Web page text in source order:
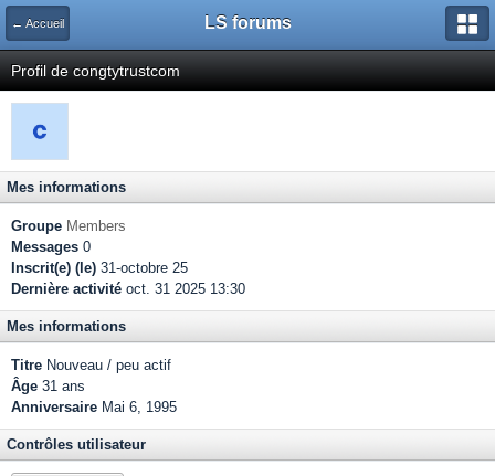
← Accueil LS forums
Profil de congtytrustcom
Mes informations
Groupe Members
Messages 0
Inscrit(e) (le) 31-octobre 25
Dernière activité oct. 31 2025 13:30
Mes informations
Titre Nouveau / peu actif
Âge 31 ans
Anniversaire Mai 6, 1995
Contrôles utilisateur